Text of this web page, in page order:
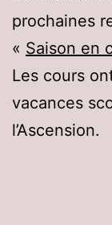
prochaines
« Saison en
Les cours
vacances
l’Ascension.